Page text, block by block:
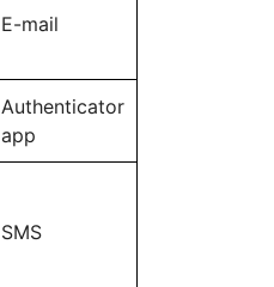
E-mail
Authenticator
app
SMS